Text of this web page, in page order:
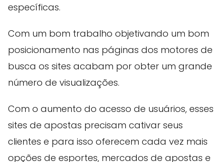
específicas.
Com um bom trabalho objetivando um bom
posicionamento nas páginas dos motores de
busca os sites acabam por obter um grande
número de visualizações.
Com o aumento do acesso de usuários, esses
sites de apostas precisam cativar seus
clientes e para isso oferecem cada vez mais
opções de esportes, mercados de apostas e